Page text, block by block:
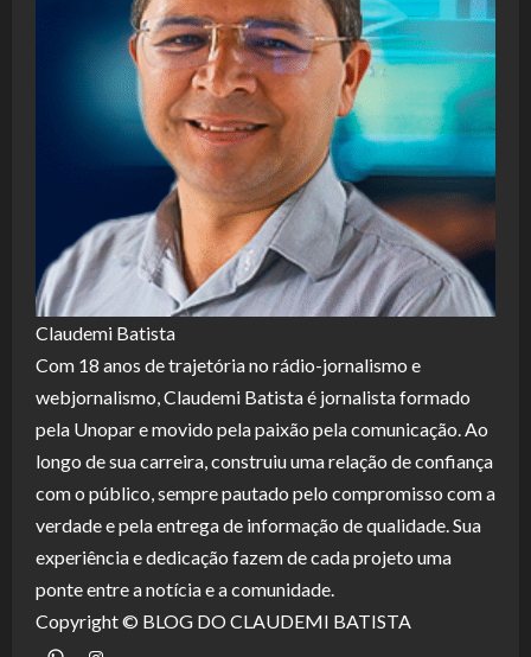
Claudemi Batista
Com 18 anos de trajetória no rádio-jornalismo e
webjornalismo, Claudemi Batista é jornalista formado
pela Unopar e movido pela paixão pela comunicação. Ao
longo de sua carreira, construiu uma relação de confiança
com o público, sempre pautado pelo compromisso com a
verdade e pela entrega de informação de qualidade. Sua
experiência e dedicação fazem de cada projeto uma
ponte entre a notícia e a comunidade.
Copyright © BLOG DO CLAUDEMI BATISTA